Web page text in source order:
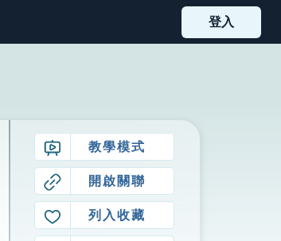
登入
教學模式
開啟關聯
列入收藏